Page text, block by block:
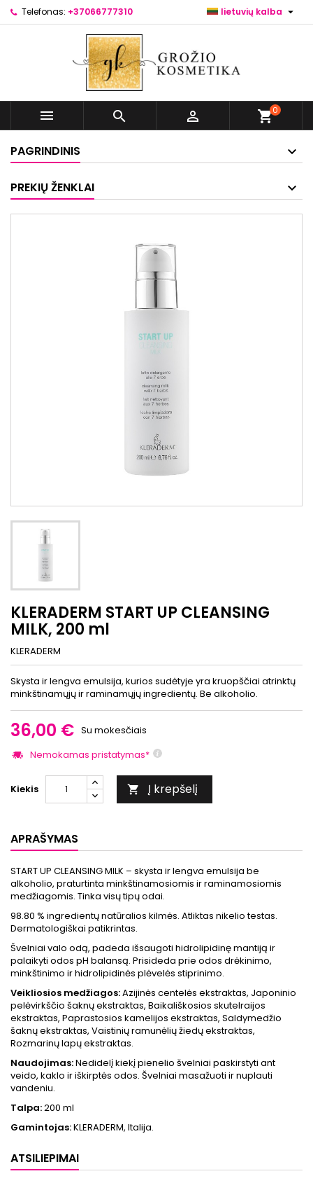
Telefonas: +37066777310 lietuvių kalba 
   shopping_cart0
PAGRINDINIS
PREKIŲ ŽENKLAI
KLERADERM START UP CLEANSING
MILK, 200 ml
KLERADERM
Skysta ir lengva emulsija, kurios sudėtyje yra kruopščiai atrinktų
minkštinamųjų ir raminamųjų ingredientų. Be alkoholio.
36,00 € Su mokesčiais
Nemokamas pristatymas*
Kiekis  Į krepšelį
APRAŠYMAS
START UP CLEANSING MILK – skysta ir lengva emulsija be
alkoholio, praturtinta minkštinamosiomis ir raminamosiomis
medžiagomis. Tinka visų tipų odai.
98.80 % ingredientų natūralios kilmės. Atliktas nikelio testas.
Dermatologiškai patikrintas.
Švelniai valo odą, padeda išsaugoti hidrolipidinę mantiją ir
palaikyti odos pH balansą. Prisideda prie odos drėkinimo,
minkštinimo ir hidrolipidinės plėvelės stiprinimo.
Veikliosios medžiagos:Azijinės centelės ekstraktas, Japoninio
pelėvirkščio šaknų ekstraktas, Baikališkosios skutelraijos
ekstraktas, Paprastosios kamelijos ekstraktas, Saldymedžio
šaknų ekstraktas, Vaistinių ramunėlių žiedų ekstraktas,
Rozmarinų lapų ekstraktas.
Naudojimas:Nedidelį kiekį pienelio švelniai paskirstyti ant
veido, kaklo ir iškirptės odos. Švelniai masažuoti ir nuplauti
vandeniu.
Talpa:200 ml
Gamintojas:KLERADERM, Italija.
ATSILIEPIMAI